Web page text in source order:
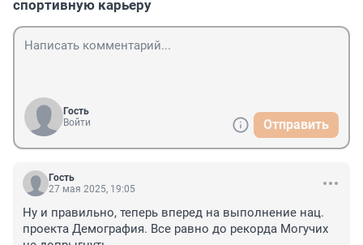
спортивную карьеру
Гость
Войти
Отправить
Гость
27 мая 2025, 19:05
Ну и правильно, теперь вперед на выполнение нац.
проекта Демография. Все равно до рекорда Могучих